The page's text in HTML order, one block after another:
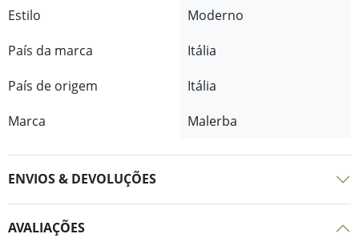
Estilo
Moderno
País da marca
Itália
País de origem
Itália
Marca
Malerba
ENVIOS & DEVOLUÇÕES
AVALIAÇÕES